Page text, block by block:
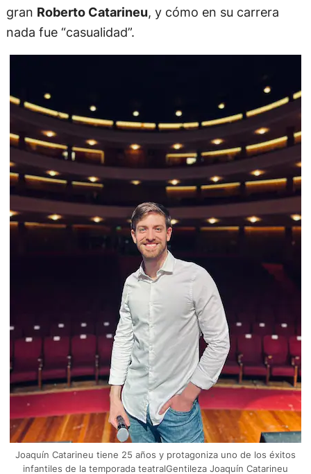
gran Roberto Catarineu, y cómo en su carrera
nada fue “casualidad”.
Joaquín Catarineu tiene 25 años y protagoniza uno de los éxitos
infantiles de la temporada teatralGentileza Joaquín Catarineu